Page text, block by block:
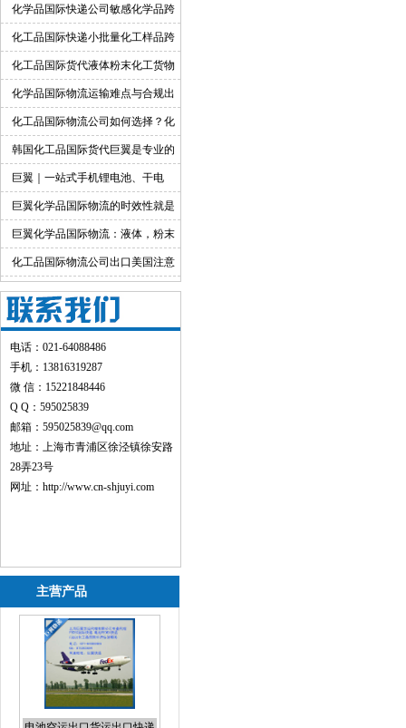
化学品国际快递公司敏感化学品跨
境快递代理
化工品国际快递小批量化工样品跨
境运输渠道
化工品国际货代液体粉末化工货物
出口运输服务
化学品国际物流运输难点与合规出
货渠道详解
化工品国际物流公司如何选择？化
工货物跨境物流解决方案
韩国化工品国际货代巨翼是专业的
巨翼｜一站式手机锂电池、干电
池、纯电池国际快递出口
巨翼化学品国际物流的时效性就是
快！巨翼化学品国际物流：液体，粉末
均可邮寄
化工品国际物流公司出口美国注意
事项
电话：021-64088486
手机：13816319287
微 信：15221848446
Q Q：595025839
邮箱：595025839@qq.com
地址：上海市青浦区徐泾镇徐安路
28弄23号
网址： http://www.cn-shjuyi.com
主营产品
电池空运出口货运出口快递
出口